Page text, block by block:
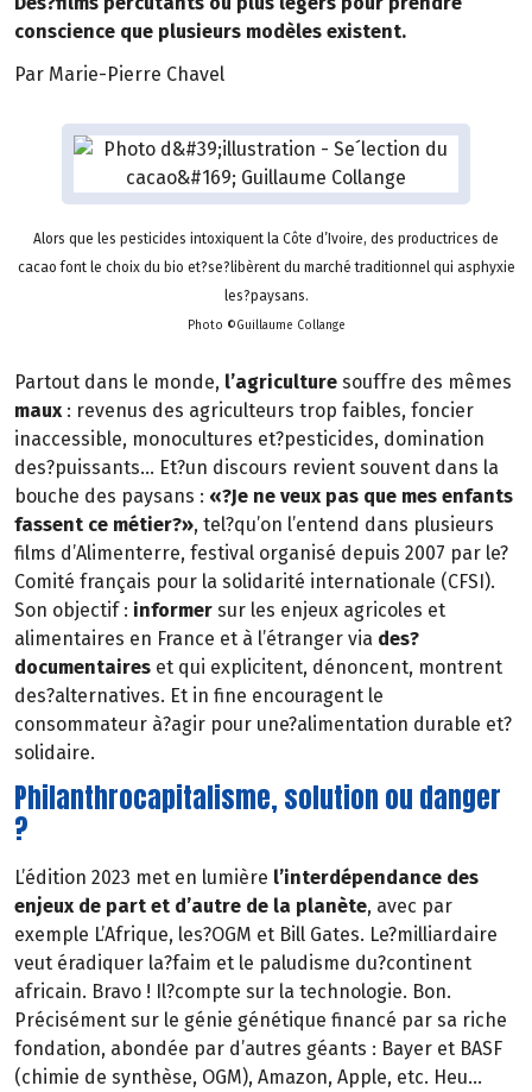
conscience que plusieurs modèles existent.
Par Marie-Pierre Chavel
Alors que les pesticides intoxiquent la Côte d’Ivoire, des productrices de
cacao font le choix du bio et?se?libèrent du marché traditionnel qui asphyxie
les?paysans.
Photo ©Guillaume Collange
Partout dans le monde, l’agriculture souffre des mêmes
maux: revenus des agriculteurs trop faibles, foncier
inaccessible, monocultures et?pesticides, domination
des?puissants… Et?un discours revient souvent dans la
bouche des paysans : «?Je ne veux pas que mes enfants
fassent ce métier?», tel?qu’on l’entend dans plusieurs
films d’Alimenterre, festival organisé depuis 2007 par le?
Comité français pour la solidarité internationale (CFSI).
Son objectif : informer sur les enjeux agricoles et
alimentaires en France et à l’étranger via des?
documentaires et qui explicitent, dénoncent, montrent
des?alternatives. Et in fine encouragent le
consommateur à?agir pour une?alimentation durable et?
solidaire.
Philanthrocapitalisme, solution ou danger
?
L’édition 2023 met en lumière l’interdépendance des
enjeux de part et d’autre de la planète, avec par
exemple L’Afrique, les?OGM et Bill Gates. Le?milliardaire
veut éradiquer la?faim et le paludisme du?continent
africain. Bravo ! Il?compte sur la technologie. Bon.
Précisément sur le génie génétique financé par sa riche
fondation, abondée par d’autres géants : Bayer et BASF
(chimie de synthèse, OGM), Amazon, Apple, etc. Heu…